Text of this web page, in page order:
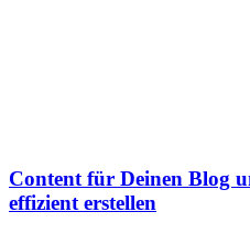
Content für Deinen Blog
effizient erstellen